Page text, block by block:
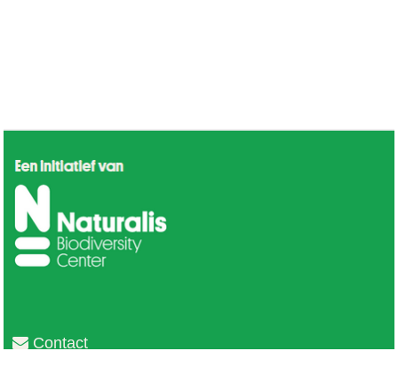
Contact